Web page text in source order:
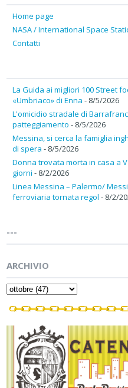
Home page
NASA / International Space
Contatti
La Guida ai migliori 100 Street
«Umbriaco» di Enna - 8/5/2026
L'omicidio stradale di
patteggiamento - 8/5/2026
Messina, si cerca la famiglia
di spera - 8/5/2026
Donna trovata morta in casa a
giorni - 8/2/2026
Linea Messina – Palermo/
ferroviaria tornata regol - 8/2/
---
ARCHIVIO